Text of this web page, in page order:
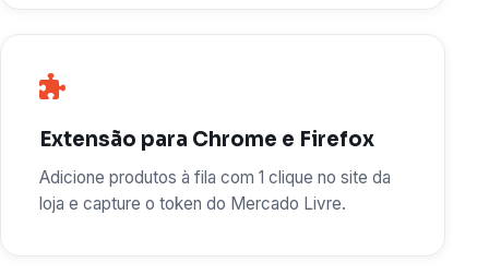
Extensão para Chrome e Firefox
Adicione produtos à fila com 1 clique no site da
loja e capture o token do Mercado Livre.